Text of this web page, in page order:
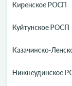
Киренское РОСП
Куйтунское РОСП
Казачинско-
Нижнеудинское